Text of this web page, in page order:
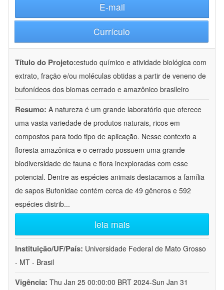
E-mail
Currículo
Título do Projeto:estudo químico e atividade biológica com
extrato, fração e/ou moléculas obtidas a partir de veneno de
bufonídeos dos biomas cerrado e amazônico brasileiro
Resumo: A natureza é um grande laboratório que oferece
uma vasta variedade de produtos naturais, ricos em
compostos para todo tipo de aplicação. Nesse contexto a
floresta amazônica e o cerrado possuem uma grande
biodiversidade de fauna e flora inexploradas com esse
potencial. Dentre as espécies animais destacamos a família
de sapos Bufonidae contém cerca de 49 gêneros e 592
espécies distrib...
leia mais
Instituição/UF/País: Universidade Federal de Mato Grosso
- MT - Brasil
Vigência: Thu Jan 25 00:00:00 BRT 2024-Sun Jan 31